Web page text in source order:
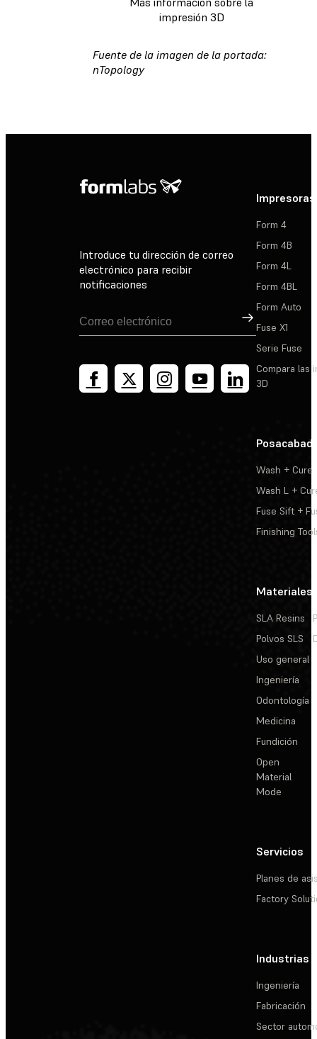
impresión 3D
Fuente de la imagen de la portada:
nTopology
Introduce tu dirección de correo
electrónico para recibir
notificaciones
Suscribirse
Impresoras
Form 4
Form 4B
Form 4L
Form 4BL
Form Auto
Fuse X1
Serie Fuse
Compara las
3D
Wash + Cure
Wash L +
Fuse Sift +
Finishing
Materiales
SLA Resins
Polvos SLS
Uso general
Ingeniería
Odontología
Medicina
Fundición
Open
Material
Mode
Servicios
Planes de
Factory
Industrias
Ingeniería
Fabricación
Sector